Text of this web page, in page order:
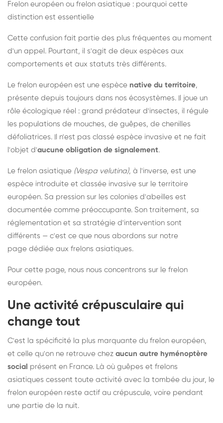
Frelon européen ou frelon asiatique : pourquoi cette
distinction est essentielle
Cette confusion fait partie des plus fréquentes au moment
d'un appel. Pourtant, il s'agit de deux espèces aux
comportements et aux statuts très différents.
Le frelon européen est une espèce native du territoire,
présente depuis toujours dans nos écosystèmes. Il joue un
rôle écologique réel : grand prédateur d'insectes, il régule
les populations de mouches, de guêpes, de chenilles
défoliatrices. Il n'est pas classé espèce invasive et ne fait
l'objet d'aucune obligation de signalement.
Le frelon asiatique (Vespa velutina), à l'inverse, est une
espèce introduite et classée invasive sur le territoire
européen. Sa pression sur les colonies d'abeilles est
documentée comme préoccupante. Son traitement, sa
réglementation et sa stratégie d'intervention sont
différents — c'est ce que nous abordons sur notre
page dédiée aux frelons asiatiques.
Pour cette page, nous nous concentrons sur le frelon
européen.
Une activité crépusculaire qui
change tout
C'est la spécificité la plus marquante du frelon européen,
et celle qu'on ne retrouve chez aucun autre hyménoptère
social présent en France. Là où guêpes et frelons
asiatiques cessent toute activité avec la tombée du jour, le
frelon européen reste actif au crépuscule, voire pendant
une partie de la nuit.